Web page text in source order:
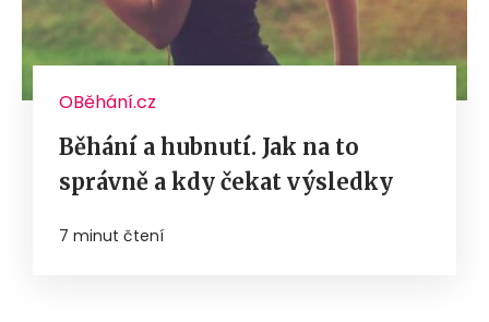
OBěhání.cz
Běhání a hubnutí. Jak na to
správně a kdy čekat výsledky
7 minut čtení